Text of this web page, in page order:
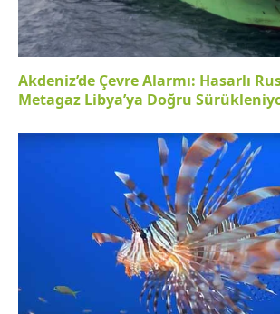
Akdeniz’de Çevre Alarmı: Hasarlı
Metagaz Libya’ya Doğru